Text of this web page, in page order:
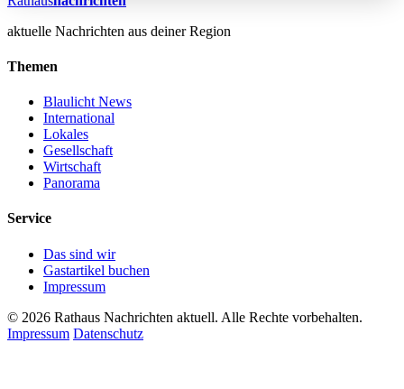
aktuelle Nachrichten aus deiner Region
Themen
Blaulicht News
International
Lokales
Gesellschaft
Wirtschaft
Panorama
Service
Das sind wir
Gastartikel buchen
Impressum
© 2026 Rathaus Nachrichten aktuell. Alle Rechte vorbehalten.
Impressum Datenschutz